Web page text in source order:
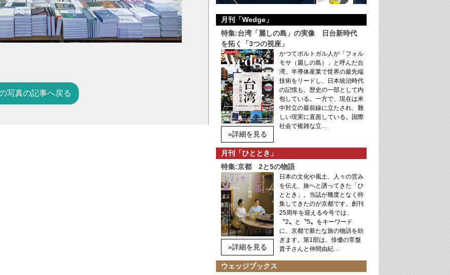
写真の記事へ戻る
月刊「Wedge」
特集:台湾「麗しの島」の実像 日台新時代
を拓く「3つの視座」
»詳細を見る
かつてポルトガル人が「フォル
モサ（麗しの島）」と呼んだ台
湾。半導体産業で世界の最先端
技術をリードし、日本統治時代
の記憶も、歴史の一部として内
包している。一方で、現在は米
中対立の最前線に立たされ、難
しい現実に直面している。国際
社会で複雑な立…
月刊「ひととき」
特集:京都 2と5の物語
»詳細を見る
日本の文化や風土、人々の営み
を伝え、旅へと誘ってきた「ひ
ととき」。当誌が幾度となく特
集してきたのが京都です。創刊
25周年を迎える今号では、
〝2〟と〝5〟をキーワード
に、京都で新たな旅の物語を紡
ぎます。第1部は、俳優の常盤
貴子さんと仲間由紀…
ウェッジブックス